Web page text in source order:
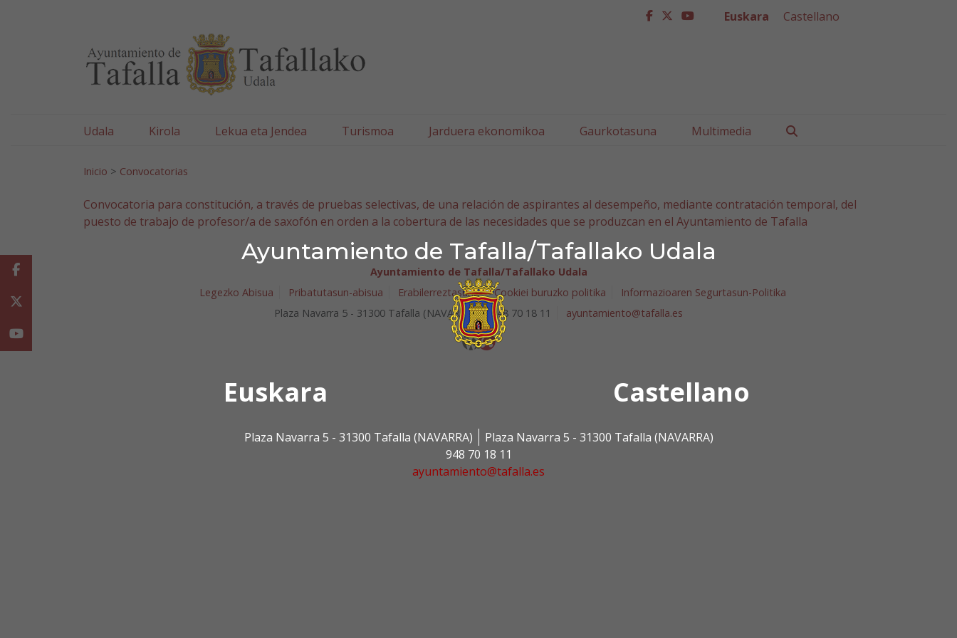
Ayuntamiento de Tafalla/Tafallako Udala
Euskara Castellano
Plaza Navarra 5 - 31300 Tafalla (NAVARRA)
Plaza Navarra 5 - 31300 Tafalla (NAVARRA)
948 70 18 11
ayuntamiento@tafalla.es
facebook
twitter
youtube
Euskara Castellano
Udala Kirola Lekua eta Jendea Turismoa Jarduera ekonomikoa Gaurkotasuna Multimedia
Inicio > Convocatorias
Convocatoria para constitución, a través de pruebas selectivas, de una relación de aspirantes al desempeño, mediante contratación temporal, del
puesto de trabajo de profesor/a de saxofón en orden a la cobertura de las necesidades que se produzcan en el Ayuntamiento de Tafalla
Facebook
Youtube
Ayuntamiento de Tafalla/Tafallako Udala
Legezko Abisua
Pribatutasun-abisua Erabilerreztasuna Cookiei buruzko politika
Informazioaren Segurtasun-Politika
Plaza Navarra 5 - 31300 Tafalla (NAVARRA)
948 70 18 11 ayuntamiento@tafalla.es